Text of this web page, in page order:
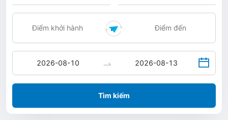
Tìm kiếm